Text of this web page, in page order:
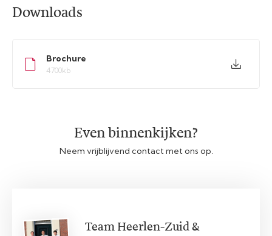
Downloads
Brochure
4700kb
Even binnenkijken?
Neem vrijblijvend contact met ons op.
Team Heerlen-Zuid &